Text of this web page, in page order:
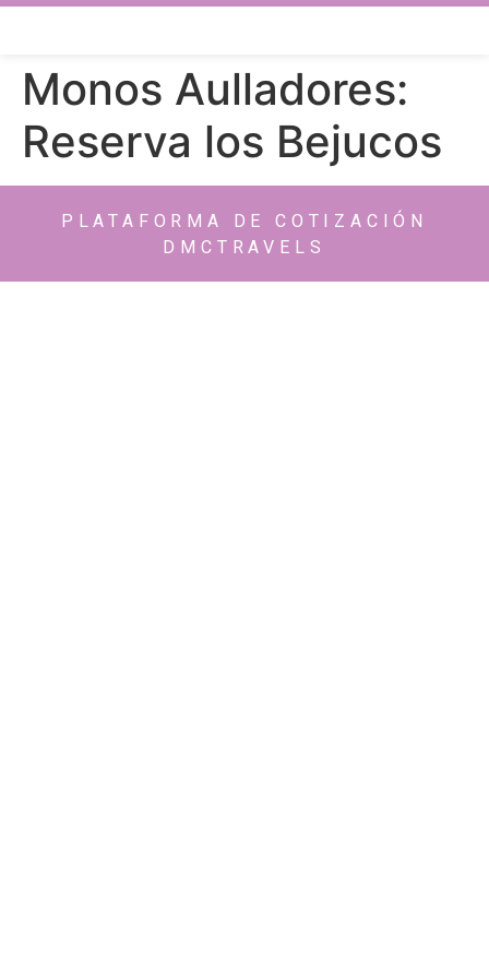
Monos Aulladores:
Reserva los Bejucos
PLATAFORMA DE COTIZACIÓN
DMCTRAVELS